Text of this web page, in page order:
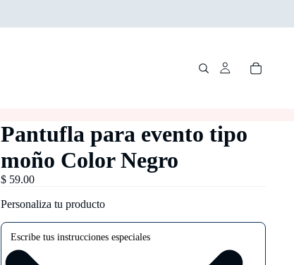
Pantufla para evento tipo
moño Color Negro
$ 59.00
Personaliza tu producto